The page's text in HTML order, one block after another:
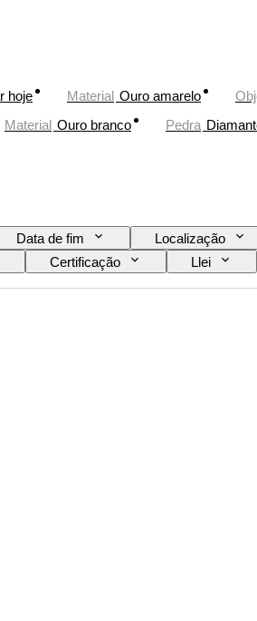
hoje Material Ouro amarelo
Material Ouro branco Pedra
Data de fim Localização
Certificação Llei
Transparência da pedra